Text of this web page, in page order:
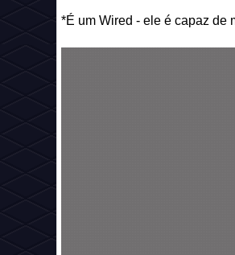
*É um Wired - ele é capaz de